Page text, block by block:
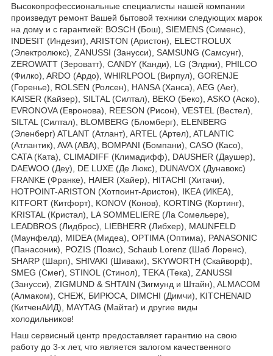
Высокопрофессиональные специалисты нашей компании
произведут ремонт Вашей бытовой техники следующих марок
на дому и с гарантией: BOSCH (Бош), SIEMENS (Сименс),
INDESIT (Индезит), ARISTON (Аристон), ELECTROLUX
(Электролюкс), ZANUSSI (Занусси), SAMSUNG (Самсунг),
ZEROWATT (Зероватт), CANDY (Канди), LG (Элджи), PHILCO
(Филко), ARDO (Ардо), WHIRLPOOL (Вирпул), GORENJE
(Горенье), ROLSEN (Ролсен), HANSA (Ханса), AEG (Аег),
KAISER (Кайзер), SILTAL (Силтал), BEKO (Беко), ASKO (Аско),
EVRONOVA (Евронова), REESON (Рисон), VESTEL (Вестел),
SILTAL (Силтал), BLOMBERG (Бломберг), ELENBERG
(Эленберг) ATLANT (Атлант), ARTEL (Артел), ATLANTIC
(Атлантик), AVA (АВА), BOMPANI (Бомпани), CASO (Касо),
CATA (Ката), CLIMADIFF (Климадифф), DAUSHER (Даушер),
DAEWOO (Деу), DE LUXE (Де Люкс), DUNAVOX (Дунавокс)
FRANKE (Франке), HAIER (Хайер), HITACHI (Хитачи),
HOTPOINT-ARISTON (Хотпоинт-Аристон), IKEA (ИКЕА),
KITFORT (Китфорт), KONOV (Конов), KORTING (Кортинг),
KRISTAL (Кристал), LA SOMMELIERE (Ла Сомельере),
LEADBROS (Лидброс), LIEBHERR (Либхер), MAUNFELD
(Маунфелд), MIDEA (Мидеа), OPTIMA (Оптима), PANASONIC
(Панасоник), POZIS (Позис), Schaub Lorenz (Шаб Лоренс),
SHARP (Шарп), SHIVAKI (Шиваки), SKYWORTH (Скайворф),
SMEG (Смег), STINOL (Стинол), TEKA (Тека), ZANUSSI
(Занусси), ZIGMUND & SHTAIN (Зигмунд и Штайн), ALMACOM
(Алмаком), СНЕЖ, БИРЮСА, DIMCHI (Димчи), KITCHENAID
(КитченАИД), MAYTAG (Майтаг) и другие виды
холодильников!
Наш сервисный центр предоставляет гарантию на свою
работу до 3-х лет, что является залогом качественного